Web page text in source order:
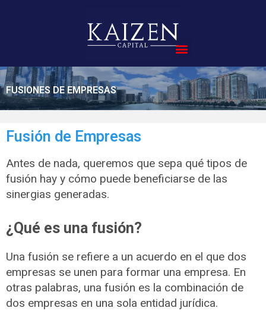
FUSIONES DE EMPRESAS
Fusión de Empresas
Antes de nada, queremos que sepa qué tipos de
fusión hay y cómo puede beneficiarse de las
sinergias generadas.
¿Qué es una fusión?
Una fusión se refiere a un acuerdo en el que dos
empresas se unen para formar una empresa. En
otras palabras, una fusión es la combinación de
dos empresas en una sola entidad jurídica.